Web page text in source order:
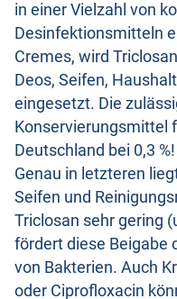
in einer Vielzahl von
Desinfektionsmitteln
Cremes, wird
Deos, Seifen,
eingesetzt. Die
Konservierungsmittel
Deutschland bei 0,3 %!
Genau in letzteren
Seifen und
Triclosan sehr gering
fördert diese Beigabe
von Bakterien. Auch
oder Ciprofloxacin